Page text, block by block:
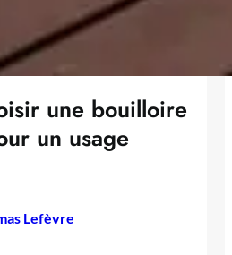
une bouilloire
un usage
Lefèvre